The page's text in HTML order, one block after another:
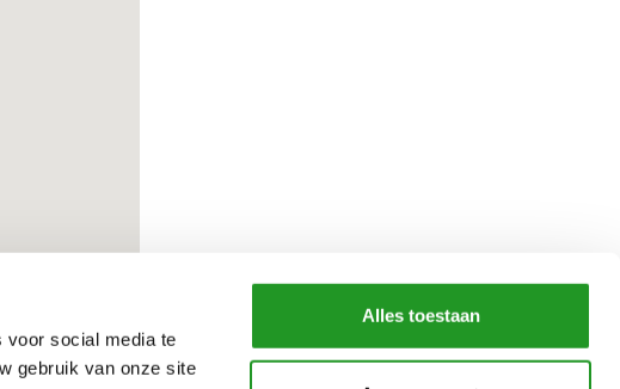
voor social media te
gebruik van onze site
Alles toestaan